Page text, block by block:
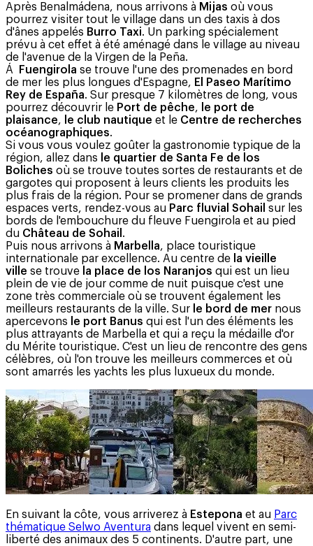
Après Benalmádena, nous arrivons à Mijas où vous
pourrez visiter tout le village dans un des taxis à dos
d'ânes appelés Burro Taxi. Un parking spécialement
prévu à cet effet à été aménagé dans le village au niveau
de l'avenue de la Virgen de la Peña.
Á
Fuengirola se trouve l'une des promenades en bord
de mer les plus longues d'Espagne, El Paseo Marítimo
Rey de España. Sur presque 7 kilomètres de long, vous
pourrez découvrir le Port de pêche,
le port de
plaisance, le club nautique et le Centre de recherches
océanographiques.
Si vous vous voulez goûter la gastronomie typique de la
région, allez dans
le quartier de Santa Fe de los
Boliches où se trouve toutes sortes de restaurants et de
gargotes qui proposent à leurs clients les produits les
plus frais de la région. Pour se promener dans de grands
espaces verts, rendez-vous au Parc fluvial Sohail sur les
bords de l'embouchure du fleuve Fuengirola et au pied
du Château de Sohail .
Puis nous arrivons à Marbella, place touristique
internationale par excellence. Au centre de la vieille
ville se trouve la place de los Naranjos qui est un lieu
plein de vie de jour comme de nuit puisque c'est une
zone très commerciale où se trouvent également les
meilleurs restaurants de la ville. Sur le bord de mer nous
apercevons
le port Banus qui est l'un des éléments les
plus attrayants de Marbella et qui a reçu la médaille d'or
du Mérite touristique. C'est un lieu de rencontre des gens
célèbres, où l'on trouve les meilleurs commerces et où
sont amarrés les yachts les plus luxueux du monde.
En suivant la côte, vous arriverez à Estepona et au Parc
thématique Selwo Aventura dans lequel vivent en semi-
liberté des animaux des 5 continents. D'autre part, une